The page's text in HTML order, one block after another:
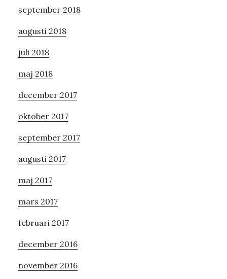
september 2018
augusti 2018
juli 2018
maj 2018
december 2017
oktober 2017
september 2017
augusti 2017
maj 2017
mars 2017
februari 2017
december 2016
november 2016